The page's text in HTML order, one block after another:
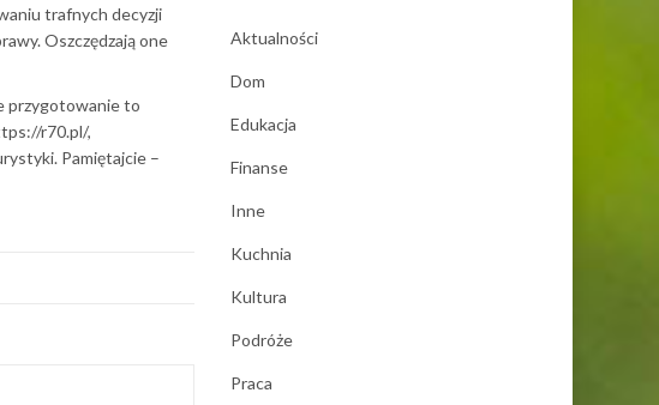
trafnych decyzji
Oszczędzają one
przygotowanie to
r70.pl/,
Pamiętajcie –
Aktualności
Dom
Edukacja
Finanse
Inne
Kuchnia
Kultura
Podróże
Praca